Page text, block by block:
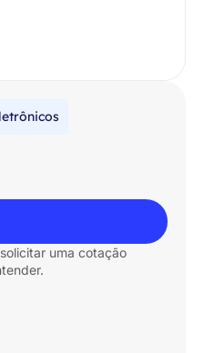
uma cotação